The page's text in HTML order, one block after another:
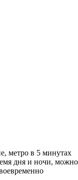
метро в 5 минутах
дня и ночи, можно